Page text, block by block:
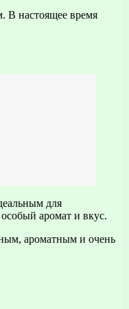
В настоящее время
для
аромат и вкус.
ароматным и очень